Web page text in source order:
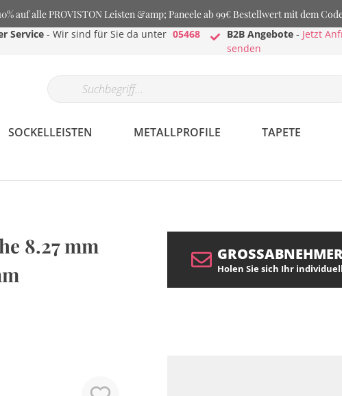
auf alle PROVISTON Leisten &amp; Paneele ab 99€ Bestellwert mit dem
Service - Wir sind für Sie da unter 05468
B2B Angebote- Jetzt
senden
SOCKELLEISTEN METALLPROFILE TAPETE
8.27 mm
Holen Sie sich Ihr